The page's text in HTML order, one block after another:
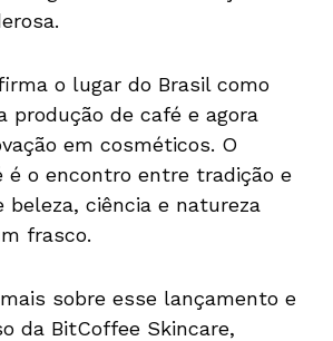
o lugar do Brasil como
produção de café e agora
em cosméticos. O
é o encontro entre tradição e
beleza, ciência e natureza
frasco.
sobre esse lançamento e
da BitCoffee Skincare,